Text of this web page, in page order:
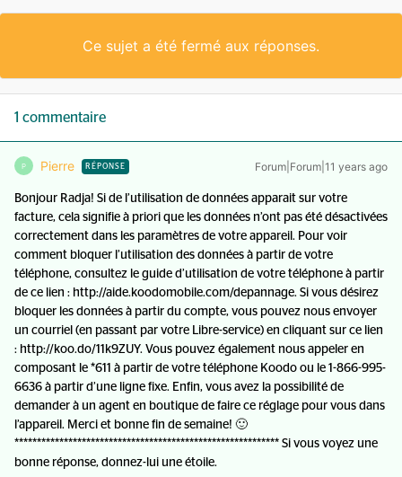
Ce sujet a été fermé aux réponses.
1 commentaire
P Pierre RÉPONSE Forum|Forum|11 years ago
Bonjour Radja! Si de l’utilisation de données apparait sur votre
facture, cela signifie à priori que les données n’ont pas été désactivées
correctement dans les paramètres de votre appareil. Pour voir
comment bloquer l’utilisation des données à partir de votre
téléphone, consultez le guide d’utilisation de votre téléphone à partir
de ce lien : http://aide.koodomobile.com/depannage. Si vous désirez
bloquer les données à partir du compte, vous pouvez nous envoyer
un courriel (en passant par votre Libre-service) en cliquant sur ce lien
: http://koo.do/11k9ZUY. Vous pouvez également nous appeler en
composant le *611 à partir de votre téléphone Koodo ou le 1-866-995-
6636 à partir d’une ligne fixe. Enfin, vous avez la possibilité de
demander à un agent en boutique de faire ce réglage pour vous dans
l’appareil. Merci et bonne fin de semaine! 🙂
*********************************************************** Si vous voyez une
bonne réponse, donnez-lui une étoile.